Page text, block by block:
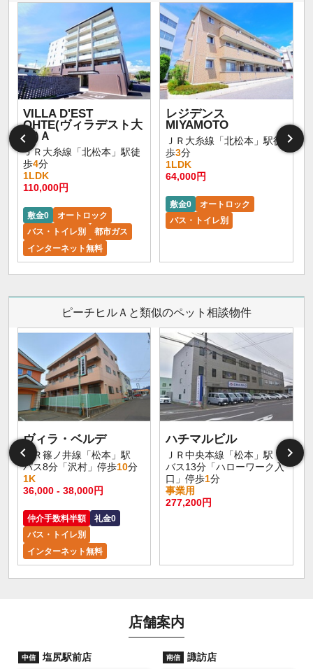
VILLA D'EST
OHTE(ヴィラデスト大
手)Ａ
ＪＲ大糸線「北松本」駅徒
歩4分
1LDK
110,000円
敷金0
オートロック
バス・トイレ別
都市ガス
インターネット無料
レジデンス
MIYAMOTO
ＪＲ大糸線「北松本」駅徒
歩3分
1LDK
64,000円
敷金0
オートロック
バス・トイレ別
ピーチヒルＡと類似のペット相談物件
ヴィラ・ベルデ
ＪＲ篠ノ井線「松本」駅
バス8分「沢村」停歩10分
1K
36,000 - 38,000円
仲介手数料半額
礼金0
バス・トイレ別
インターネット無料
ハチマルビル
ＪＲ中央本線「松本」駅
バス13分「ハローワーク入
口」停歩1分
事業用
277,200円
店舗案内
中信 塩尻駅前店 南信 諏訪店